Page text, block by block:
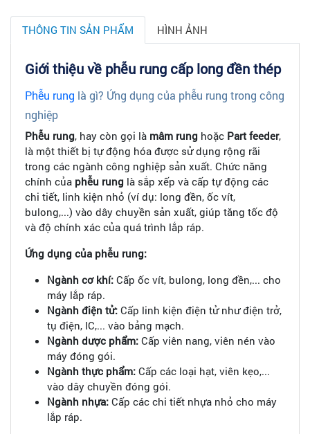
THÔNG TIN SẢN PHẨM HÌNH ẢNH
Giới thiệu về phễu rung cấp long đền thép
Phễu rung là gì? Ứng dụng của phễu rung trong công
nghiệp
Phễu rung, hay còn gọi là mâm rung hoặc Part feeder,
là một thiết bị tự động hóa được sử dụng rộng rãi
trong các ngành công nghiệp sản xuất. Chức năng
chính của phễu rung là sắp xếp và cấp tự động các
chi tiết, linh kiện nhỏ (ví dụ: long đền, ốc vít,
bulong,...) vào dây chuyền sản xuất, giúp tăng tốc độ
và độ chính xác của quá trình lắp ráp.
Ứng dụng của phễu rung:
Ngành cơ khí: Cấp ốc vít, bulong, long đền,... cho
máy lắp ráp.
Ngành điện tử: Cấp linh kiện điện tử như điện trở,
tụ điện, IC,... vào bảng mạch.
Ngành dược phẩm: Cấp viên nang, viên nén vào
máy đóng gói.
Ngành thực phẩm: Cấp các loại hạt, viên kẹo,...
vào dây chuyền đóng gói.
Ngành nhựa: Cấp các chi tiết nhựa nhỏ cho máy
lắp ráp.